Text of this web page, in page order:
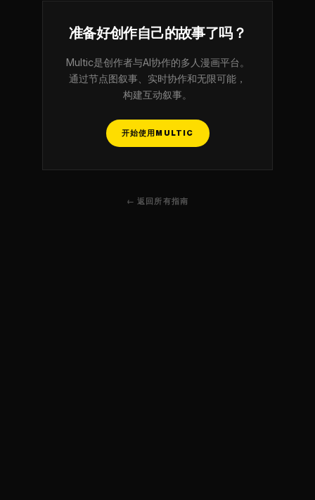
准备好创作自己的故事了吗？
Multic是创作者与AI协作的多人漫画平台。
通过节点图叙事、实时协作和无限可能，
构建互动叙事。
开始使用MULTIC
← 返回所有指南